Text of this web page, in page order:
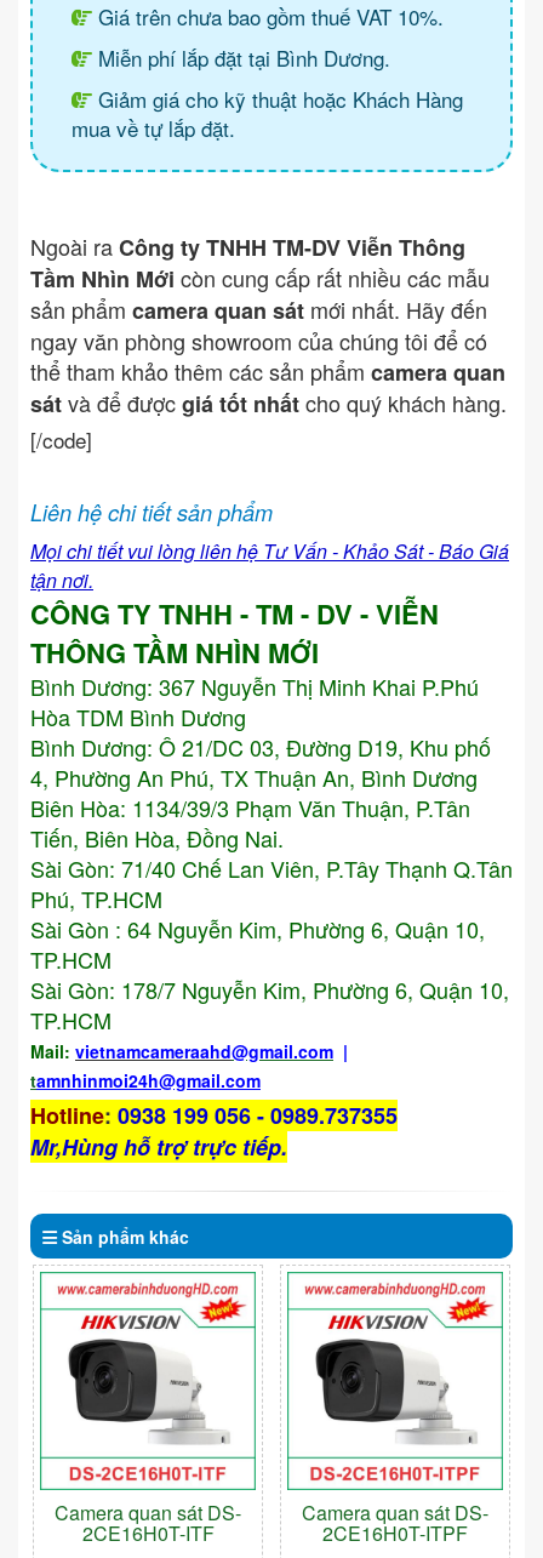
Giá trên chưa bao gồm thuế VAT 10%.
Miễn phí lắp đặt tại Bình Dương.
Giảm giá cho kỹ thuật hoặc Khách Hàng
mua về tự lắp đặt.
Ngoài raCông ty TNHH TM-DV Viễn Thông
Tầm Nhìn Mới còn cung cấp rất nhiều các mẫu
sản phẩm camera quan sát mới nhất. Hãy đến
ngay văn phòng showroom của chúng tôi để có
thể tham khảo thêm các sản phẩm camera quan
sátvà để đượcgiá tốt nhấtcho quý khách hàng.
[/code]
Liên hệ chi tiết sản phẩm
Mọi chi tiết vui lòng liên hệ Tư Vấn - Khảo Sát - Báo Giá
tận nơi.
CÔNG TY TNHH - TM - DV - VIỄN
THÔNG TẦM NHÌN MỚI
Bình Dương: 367 Nguyễn Thị Minh Khai P.Phú
Hòa TDM Bình Dương
Bình Dương: Ô 21/DC 03, Đường D19, Khu phố
4, Phường An Phú, TX Thuận An, Bình Dương
Biên Hòa: 1134/39/3 Phạm Văn Thuận, P.Tân
Tiến, Biên Hòa, Đồng Nai.
Sài Gòn: 71/40 Chế Lan Viên, P.Tây Thạnh Q.Tân
Phú, TP.HCM
Sài Gòn : 64 Nguyễn Kim, Phường 6, Quận 10,
TP.HCM
Sài Gòn: 178/7 Nguyễn Kim, Phường 6, Quận 10,
TP.HCM
Mail: vietnamcameraahd@gmail.com |
tamnhinmoi24h@gmail.com
Hotline: 0938 199 056 - 0989.737355
Mr,Hùng hỗ trợ trực tiếp.
Sản phẩm khác
Camera quan sát DS-
2CE16H0T-ITF
Camera quan sát DS-
2CE16H0T-ITPF